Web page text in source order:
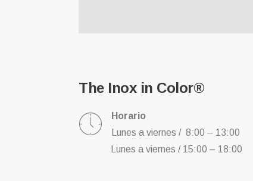
The Inox in Color®
Horario
Lunes a viernes / 8:00 – 13:00
Lunes a viernes / 15:00 – 18:00